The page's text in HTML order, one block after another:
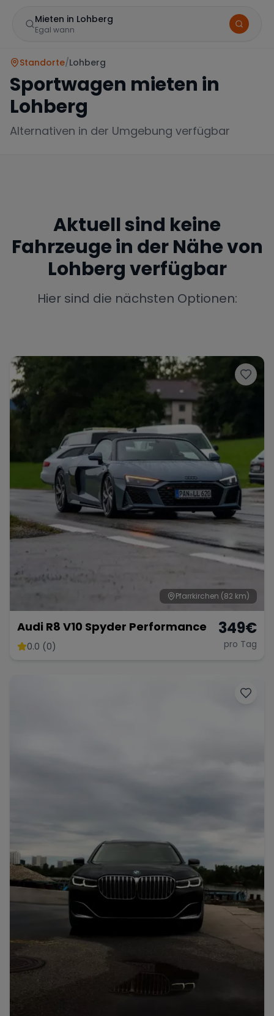
Mieten in Lohberg
Egal wann
Mercedes BMW Audi
Chevrolet
Bentley Rolls Royce Aston Martin
Bugatti Lotus Maserati
Standorte/Lohberg
Sportwagen mieten in
Lohberg
Alternativen in der Umgebung verfügbar
Aktuell sind keine
Fahrzeuge in der Nähe von
Lohbergverfügbar
Hier sind die nächsten Optionen:
Pfarrkirchen (82 km)
Audi R8 V10 Spyder Performance
0.0 (0)
349€
pro Tag